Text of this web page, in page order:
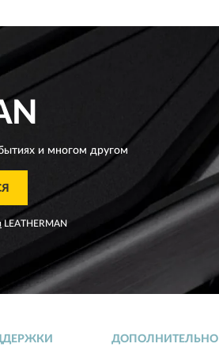
и многом другом
LEATHERMAN
ДОПОЛНИТЕЛЬНО